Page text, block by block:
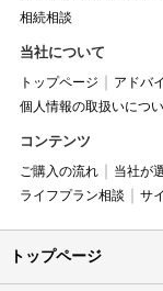
相続相談
当社について
トップページ アドバ
個人情報の取扱いにつ
コンテンツ
ご購入の流れ 当社が
ライフプラン相談
サ
トップページ